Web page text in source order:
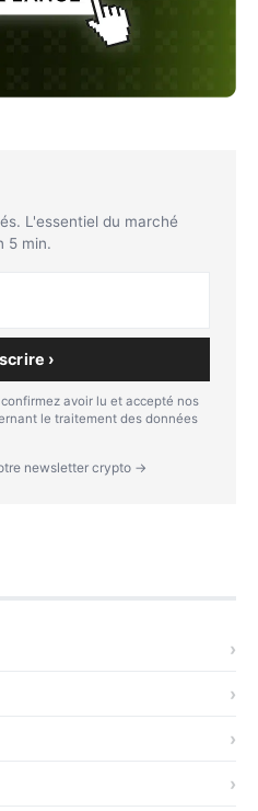
L'essentiel du marché
5 min.
›
avoir lu et accepté nos
le traitement des données
newsletter crypto →